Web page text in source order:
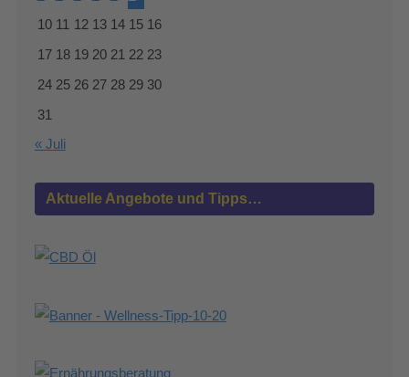
10 11 12 13 14 15 16
17 18 19 20 21 22 23
24 25 26 27 28 29 30
31
« Juli
Aktuelle Angebote und Tipps…